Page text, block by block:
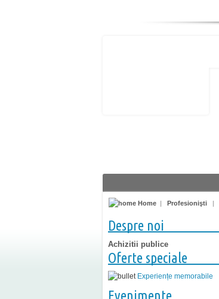
Home | Profesionişti |
Despre noi
Achizitii publice
Oferte speciale
Experiențe memorabile
Evenimente